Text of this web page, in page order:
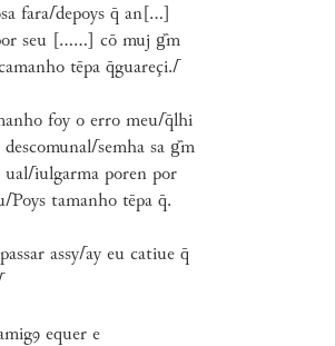
fara⌈depoys q̄ an[...]
seu [......] cō muj g᷈m
tēpa q̄guareçi.⌈
foy o erro meu⌈q̄lhi
⌈semha sa g᷈m
ual⌈iulgarma poren por
⌈Poys tamanho tēpa q̄.
assy⌈ay eu catiue q̄
equer e